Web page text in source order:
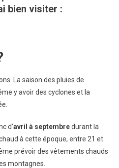
bien visiter :
La saison des pluies de
y avoir des cyclones et la
d’avril à septembredurant la
à cette époque, entre 21 et
prévoir des vêtements chauds
montagnes.